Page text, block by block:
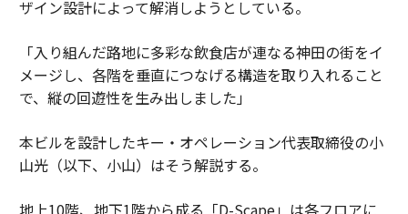
ザイン設計によって解消しようとしている。
「入り組んだ路地に多彩な飲食店が連なる神田の街をイ
メージし、各階を垂直につなげる構造を取り入れること
で、縦の回遊性を生み出しました」
本ビルを設計したキー・オペレーション代表取締役の小
山光（以下、小山）はそう解説する。
地上10階、地下1階から成る「D-Scape」は各フロアに